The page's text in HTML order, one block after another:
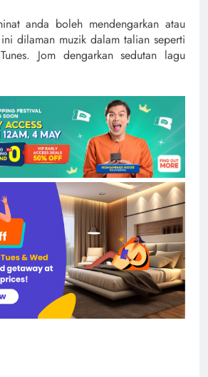
anda boleh mendengarkan atau
dilaman muzik dalam talian seperti
Jom dengarkan sedutan lagu